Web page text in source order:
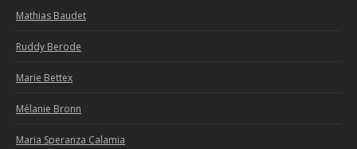
Mathias Baudet
Ruddy Berode
Marie Bettex
Mélanie Bronn
Maria Speranza Calamia